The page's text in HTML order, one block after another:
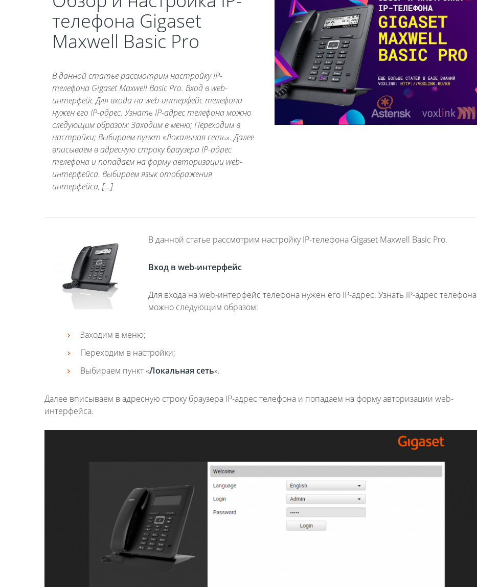
телефона Gigaset
Maxwell Basic Pro
В данной статье рассмотрим настройку IP-
телефона Gigaset Maxwell Basic Pro. Вход в web-
интерфейс Для входа на web-интерфейс телефона
нужен его IP-адрес. Узнать IP-адрес телефона можно
следующим образом: Заходим в меню; Переходим в
настройки; Выбираем пункт «Локальная сеть». Далее
вписываем в адресную строку браузера IP-адрес
телефона и попадаем на форму авторизации web-
интерфейса. Выбираем язык отображения
интерфейса, […]
В данной статье рассмотрим настройку IP-телефона Gigaset Maxwell Basic Pro.
Вход в web-интерфейс
Для входа на web-интерфейс телефона нужен его IP-адрес. Узнать IP-адрес телефона
можно следующим образом:
Заходим в меню;
Переходим в настройки;
Выбираем пункт «Локальная сеть».
Далее вписываем в адресную строку браузера IP-адрес телефона и попадаем на форму авторизации web-
интерфейса.